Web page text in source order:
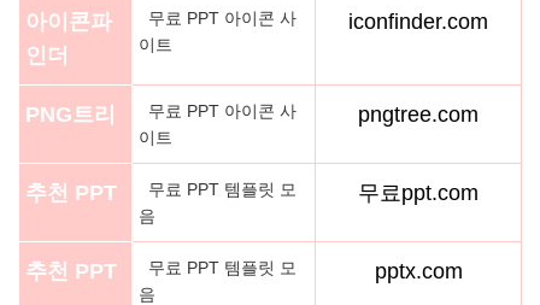
아이콘파
인더
무료 PPT 아이콘 사
이트
iconfinder.com
PNG트리
무료 PPT 아이콘 사
이트
pngtree.com
추천 PPT
무료 PPT 템플릿 모
음
무료ppt.com
추천 PPT
무료 PPT 템플릿 모
음
pptx.com